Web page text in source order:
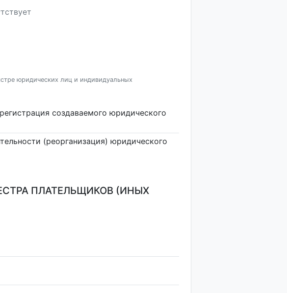
юридических лиц и индивидуальных
создаваемого юридического
(реорганизация) юридического
ПЛАТЕЛЬЩИКОВ (ИНЫХ